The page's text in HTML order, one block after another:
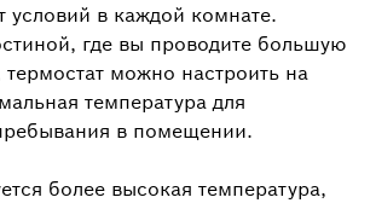
условий в каждой комнате.
где вы проводите большую
термостат можно настроить на
температура для
в помещении.
более высокая температура,